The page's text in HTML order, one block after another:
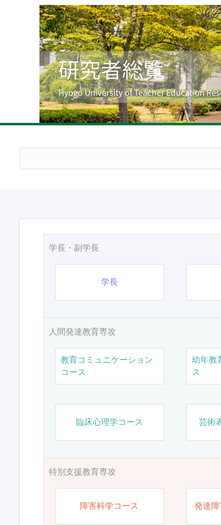
学長・副学長
学長
人間発達教育専攻
教育コミュニケーション
コース
幼年教
ス
臨床心理学コース 芸術
特別支援教育専攻
障害科学コース 発達